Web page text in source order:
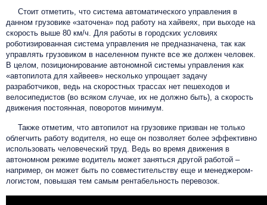
Стоит отметить, что система автоматического управления в
данном грузовике «заточена» под работу на хайвеях, при выходе на
скорость выше 80 км/ч. Для работы в городских условиях
роботизированная система управления не предназначена, так как
управлять грузовиком в населенном пункте все же должен человек.
В целом, позиционирование автономной системы управления как
«автопилота для хайвеев» несколько упрощает задачу
разработчиков, ведь на скоростных трассах нет пешеходов и
велосипедистов (во всяком случае, их не должно быть), а скорость
движения постоянная, поворотов минимум.
Также отметим, что автопилот на грузовике призван не только
облегчить работу водителя, но еще он позволяет более эффективно
использовать человеческий труд. Ведь во время движения в
автономном режиме водитель может заняться другой работой –
например, он может быть по совместительству еще и менеджером-
логистом, повышая тем самым рентабельность перевозок.